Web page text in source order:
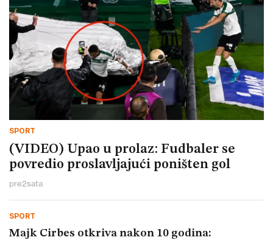
SPORT
(VIDEO) Upao u prolaz: Fudbaler se
povredio proslavljajući poništen gol
pre2sata
SPORT
Majk Cirbes otkriva nakon 10 godina: